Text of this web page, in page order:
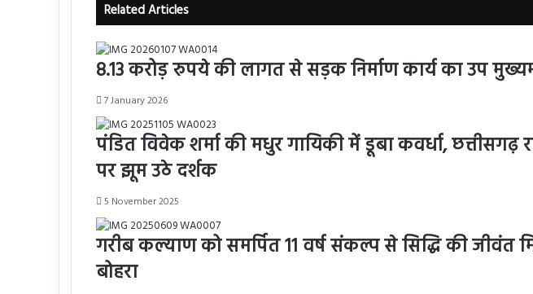
Related Articles
8.13 करोड़ रुपये की लागत से सड़क निर्माण कार्य का उप
7 January 2026
पंडित विवेक शर्मा की मधुर गायिकी में डूबा कवर्धा, छत्तीसगढ़
पर झूम उठे दर्शक
5 November 2025
गरीब कल्याण को समर्पित 11 वर्ष संकल्प से सिद्धि की जीवंत
बोहरा